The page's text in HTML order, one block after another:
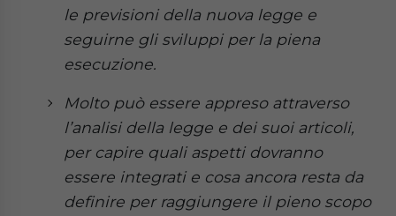
le previsioni della nuova legge e
seguirne gli sviluppi per la piena
esecuzione.
Molto può essere appreso attraverso
l’analisi della legge e dei suoi articoli,
per capire quali aspetti dovranno
essere integrati e cosa ancora resta da
definire per raggiungere il pieno scopo
Yes, I have read the Privacy Policy
Statement for this
website. Please send me business news and updates
for Asia!
- case sensitive